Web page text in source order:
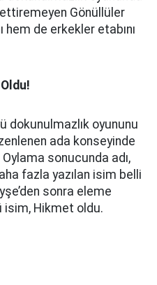
Gönüllüler
hem de erkekler etabını
dokunulmazlık oyununu
ada konseyinde
sonucunda adı,
fazla yazılan isim belli
sonra eleme
isim, Hikmet oldu.